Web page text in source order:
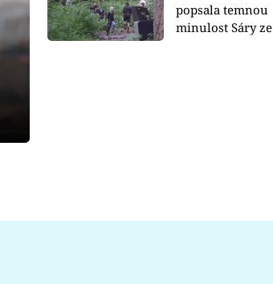
popsala temnou
minulost Sáry ze